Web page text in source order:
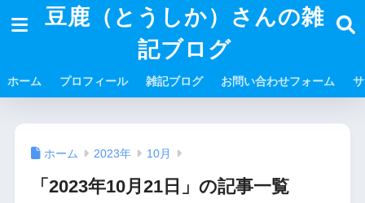
豆鹿（とうしか）さんの雑
記ブログ
ホーム プロフィール 雑記ブログ お問い合わせフォーム
ホーム 2023年 10月
「2023年10月21日」の記事一覧